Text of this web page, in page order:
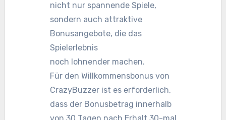
nicht nur spannende Spiele,
sondern auch attraktive
Bonusangebote, die das
Spielerlebnis
noch lohnender machen.
Für den Willkommensbonus von
CrazyBuzzer ist es erforderlich,
dass der Bonusbetrag innerhalb